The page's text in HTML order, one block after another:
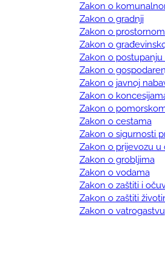
Zakon o
Zakon o gradnji
Zakon o
Zakon o
Zakon o
Zakon o
Zakon o javnoj
Zakon o
Zakon o
Zakon o cestama
Zakon o sigurnosti
Zakon o prijevozu
Zakon o grobljima
Zakon o vodama
Zakon o zaštiti i
Zakon o zaštiti
Zakon o vatrogastvu